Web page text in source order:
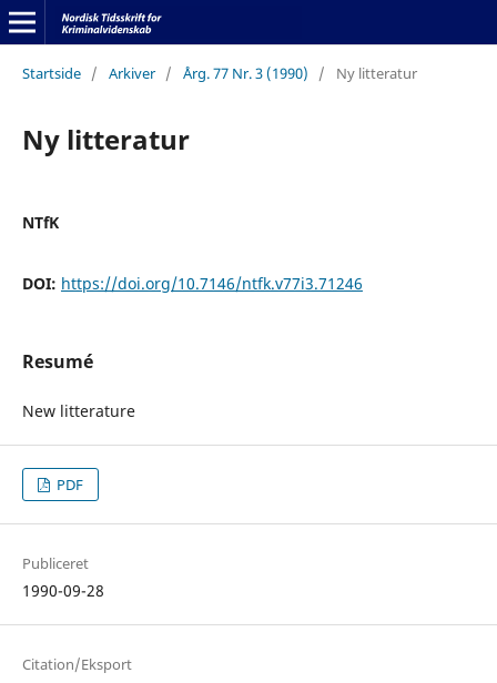
Startside / Arkiver / Årg. 77 Nr. 3 (1990) / Ny litteratur
Ny litteratur
NTfK
DOI: https://doi.org/10.7146/ntfk.v77i3.71246
Resumé
New litterature
PDF
Publiceret
1990-09-28
Citation/Eksport